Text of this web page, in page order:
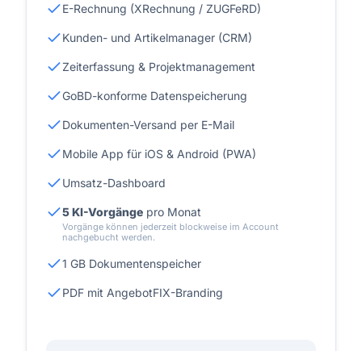
E-Rechnung (XRechnung / ZUGFeRD)
Kunden- und Artikelmanager (CRM)
Zeiterfassung & Projektmanagement
GoBD-konforme Datenspeicherung
Dokumenten-Versand per E-Mail
Mobile App für iOS & Android (PWA)
Umsatz-Dashboard
5 KI-Vorgänge pro Monat
Vorgänge können jederzeit blockweise im Account
nachgebucht werden.
1 GB Dokumentenspeicher
PDF mit AngebotFIX-Branding